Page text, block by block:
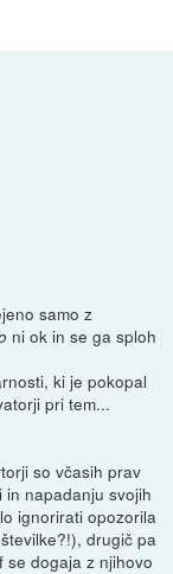
samo z
ni ok in se ga sploh
ki je pokopal
pri tem...
so včasih prav
napadanju svojih
ignorirati opozorila
drugič pa
se dogaja z njihovo